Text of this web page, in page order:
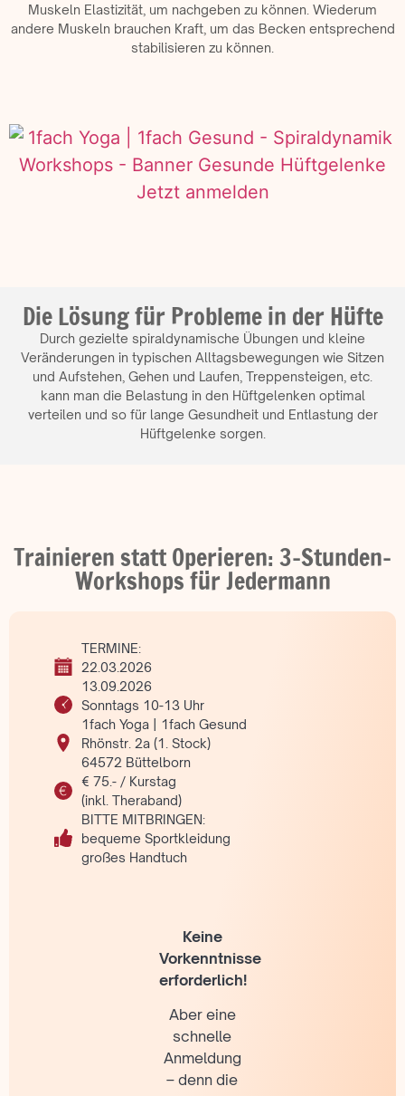
Muskeln Elastizität, um nachgeben zu können. Wiederum
andere Muskeln brauchen Kraft, um das Becken entsprechend
stabilisieren zu können.
Die Lösung für Probleme in der Hüfte
Durch gezielte spiraldynamische Übungen und kleine
Veränderungen in typischen Alltagsbewegungen wie Sitzen
und Aufstehen, Gehen und Laufen, Treppensteigen, etc.
kann man die Belastung in den Hüftgelenken optimal
verteilen und so für lange Gesundheit und Entlastung der
Hüftgelenke sorgen.
Trainieren statt Operieren: 3-Stunden-
Workshops für Jedermann
TERMINE:
22.03.2026
13.09.2026
Sonntags 10-13 Uhr
1fach Yoga | 1fach Gesund
Rhönstr. 2a (1. Stock)
64572 Büttelborn
€ 75.- / Kurstag
(inkl. Theraband)
BITTE MITBRINGEN:
bequeme Sportkleidung
großes Handtuch
Keine
Vorkenntnisse
erforderlich!
Aber eine
schnelle
Anmeldung
– denn die